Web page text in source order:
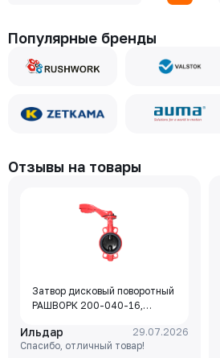
Популярные бренды
Отзывы на товары
Затвор дисковый поворотный
РАШВОРК 200-040-16,
250 (GG25), диск - GJS-400-
15 (GGG40), уплотнение -
Ильдар
29.07.2026
Спасибо, отличный товар!